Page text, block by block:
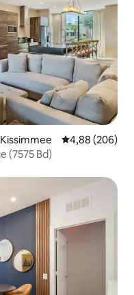
Priemerné
4,88 (206)
(7575 Bd)